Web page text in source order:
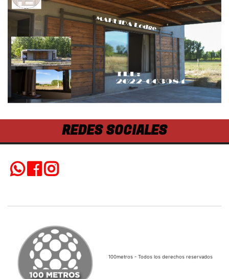
REDES SOCIALES
100metros - Todos los derechos reservados